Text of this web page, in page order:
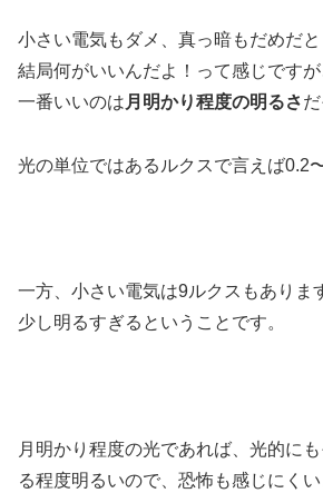
小さい電気もダメ、真っ暗もだめだと
結局何がいいんだよ！って感じですが
一番いいのは 月明かり程度の明るさ
光の単位ではあるルクスで言えば0.2
一方、小さい電気は9ルクスもありま
少し明るすぎるということです。
月明かり程度の光であれば、光的に
る程度明るいので、恐怖も感じにくい